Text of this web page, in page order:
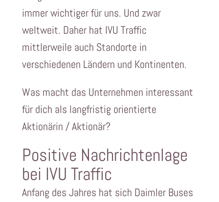
immer wichtiger für uns. Und zwar
weltweit. Daher hat IVU Traffic
mittlerweile auch Standorte in
verschiedenen Ländern und Kontinenten.
Was macht das Unternehmen interessant
für dich als langfristig orientierte
Aktionärin / Aktionär?
Positive Nachrichtenlage
bei IVU Traffic
Anfang des Jahres hat sich Daimler Buses